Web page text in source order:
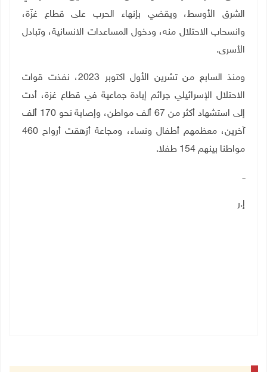
الشرق الأوسط، ويقضي بإنهاء الحرب على قطاع غزّة،
وانسحاب الاحتلال منه، ودخول المساعدات الانسانية، وتبادل
الأسرى.
ومنذ السابع من تشرين الأول اكتوبر 2023، نفذت قوات
الاحتلال الإسرائيلي جرائم إبادة جماعية في قطاع غزة، أدت
إلى استشهاد أكثر من 67 ألف مواطن، وإصابة نحو 170 ألف
آخرين، معظمهم أطفال ونساء، ومجاعة أزهقت أرواح 460
مواطنا بينهم 154 طفلا.
ــ
إ.ر